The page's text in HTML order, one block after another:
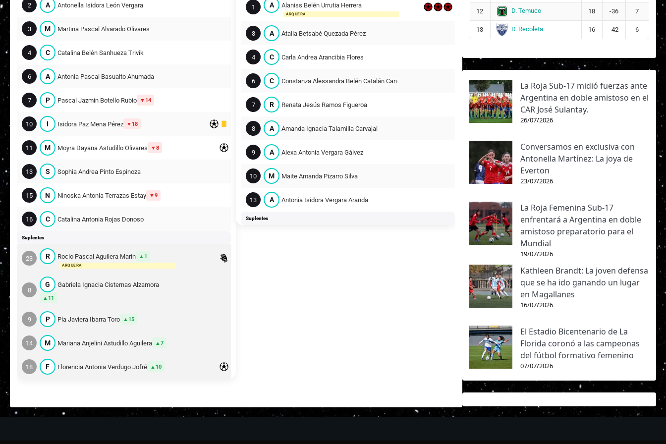
2 A Antonella Isidora León Vergara
3 M Martina Pascal Alvarado Olivares
4 C Catalina Belén Sanhueza Trivik
6 A Antonia Pascal Basualto Ahumada
7 P Pascal Jazmín Botello Rubio 14
10 I Isidora Paz Mena Pérez 18
11 M Moyra Dayana Astudillo Olivares 8
13 S Sophia Andrea Pinto Espinoza
15 N Ninoska Antonia Terrazas Estay 9
16 C Catalina Antonia Rojas Donoso
Suplentes
23 R Rocío Pascal Aguilera Marín 1
ARQUERA
8
G Gabriela Ignacia Cisternas Alzamora
11
9 P Pía Javiera Ibarra Toro 15
14 M Mariana Anjelini Astudillo Aguilera 7
18 F Florencia Antonia Verdugo Jofré 10
1 A Alaniss Belén Urrutia Herrera
ARQUERA
3 A Atalia Betsabé Quezada Pérez
4 C Carla Andrea Arancibia Flores
6 C Constanza Alessandra Belén Catalán Caneo
7 R Renata Jesús Ramos Figueroa
8 A Amanda Ignacia Talamilla Carvajal
9 A Alexa Antonia Vergara Gálvez
10 M Maite Amanda Pizarro Silva
13 A Antonia Isidora Vergara Aranda
Suplentes
12 D. Temuco 18 -36 7
13 D. Recoleta 16 -42 6
La Roja Sub-17 midió fuerzas ante
Argentina en doble amistoso en el
CAR José Sulantay.
26/07/2026
Conversamos en exclusiva con
Antonella Martínez: La joya de
Everton
23/07/2026
La Roja Femenina Sub-17
enfrentará a Argentina en doble
amistoso preparatorio para el
Mundial
19/07/2026
Kathleen Brandt: La joven defensa
que se ha ido ganando un lugar
en Magallanes
16/07/2026
El Estadio Bicentenario de La
Florida coronó a las campeonas
del fútbol formativo femenino
07/07/2026